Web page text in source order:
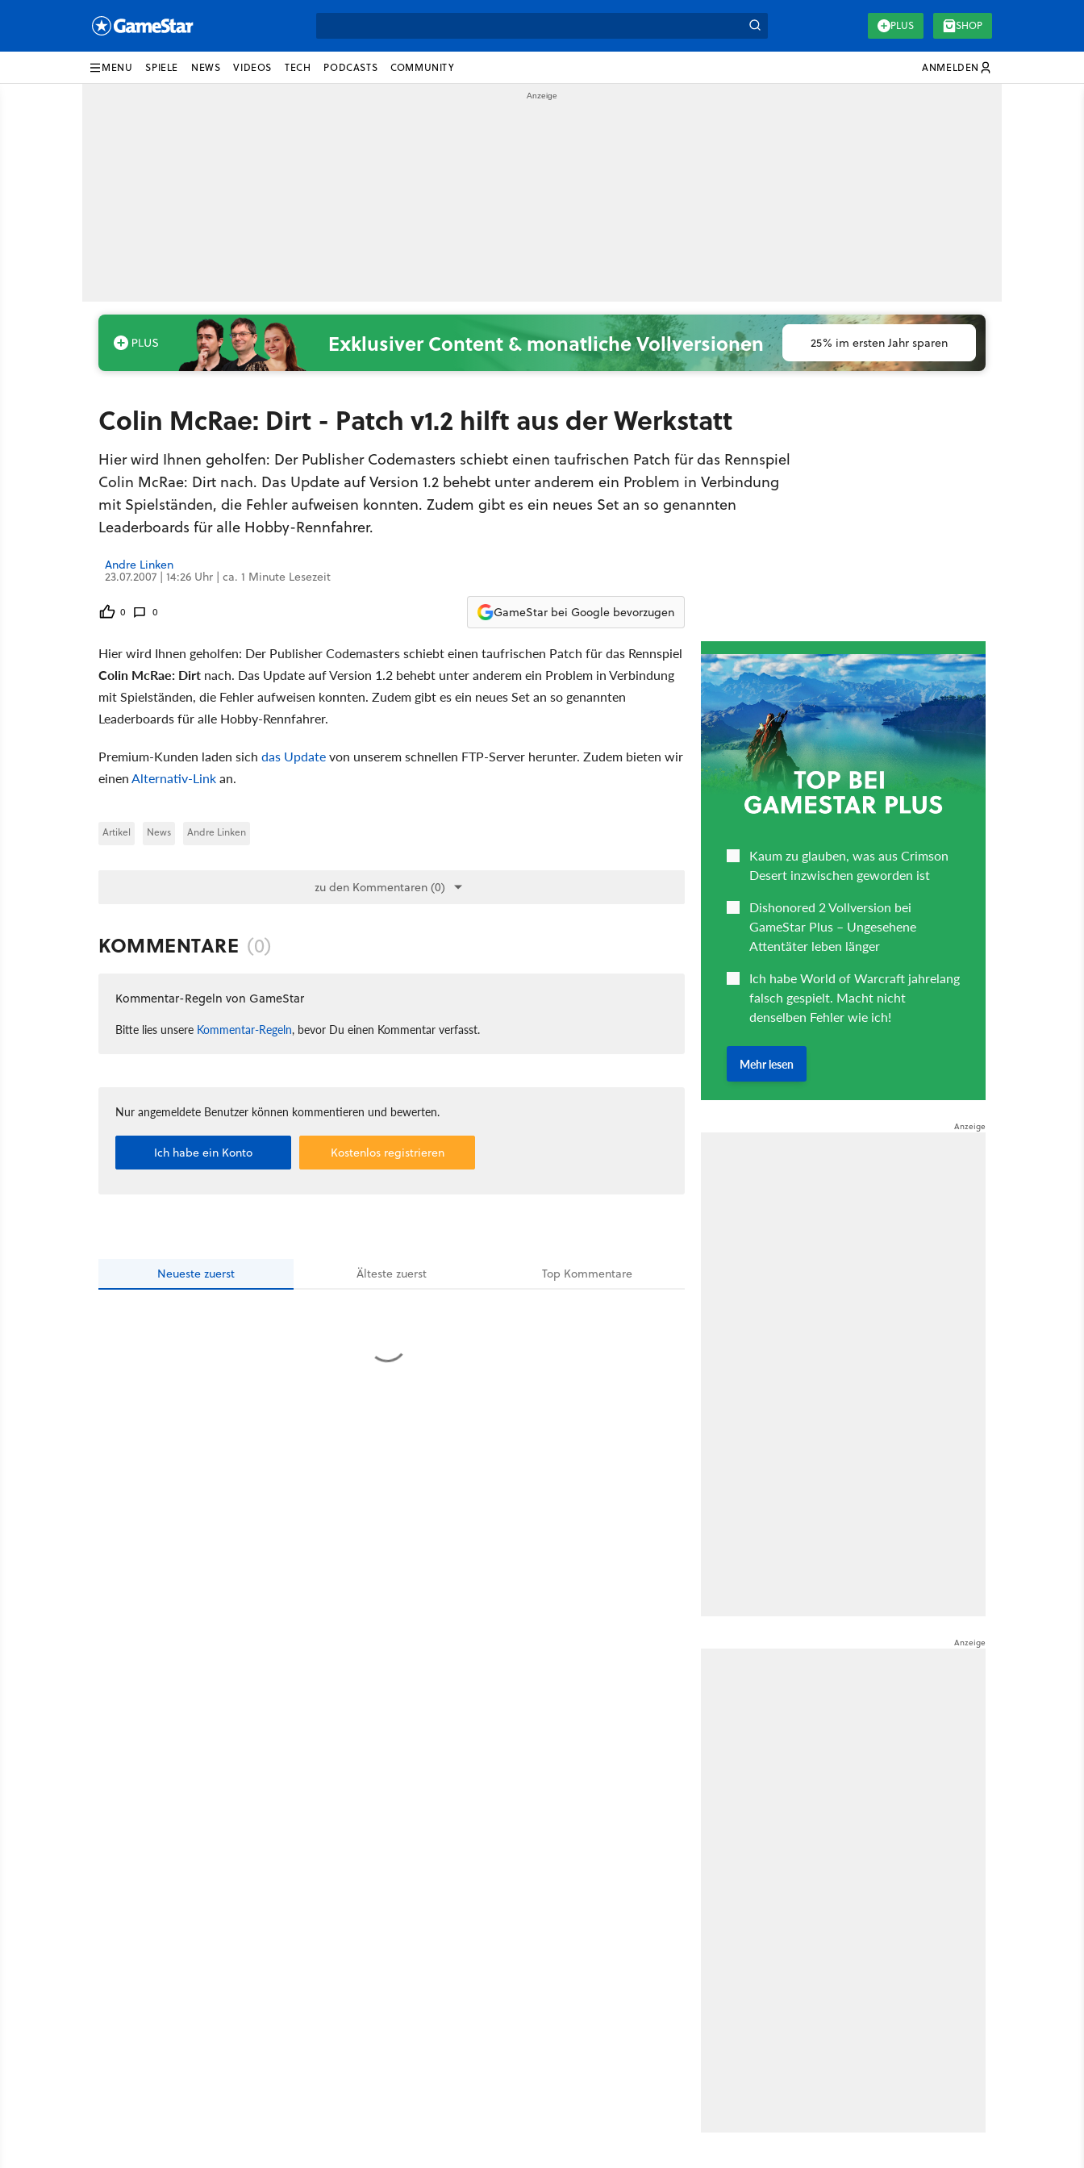
PLUS SHOP
MENU SPIELE NEWS VIDEOS TECH PODCASTS COMMUNITY ANMELDEN
Exklusiver Content & monatliche Vollversionen 25% im ersten Jahr sparen
Colin McRae: Dirt - Patch v1.2 hilft aus der Werkstatt
Hier wird Ihnen geholfen: Der Publisher Codemasters schiebt einen taufrischen Patch für das Rennspiel
Colin McRae: Dirt nach. Das Update auf Version 1.2 behebt unter anderem ein Problem in Verbindung
mit Spielständen, die Fehler aufweisen konnten. Zudem gibt es ein neues Set an so genannten
Leaderboards für alle Hobby-Rennfahrer.
Andre Linken
23.07.2007 | 14:26 Uhr | ca. 1 Minute Lesezeit
0 0 GameStar bei Google bevorzugen
Hier wird Ihnen geholfen: Der Publisher Codemasters schiebt einen taufrischen Patch für das Rennspiel
Colin McRae: Dirt nach. Das Update auf Version 1.2 behebt unter anderem ein Problem in Verbindung
mit Spielständen, die Fehler aufweisen konnten. Zudem gibt es ein neues Set an so genannten
Leaderboards für alle Hobby-Rennfahrer.
Premium-Kunden laden sich das Updatevon unserem schnellen FTP-Server herunter. Zudem bieten wir
einenAlternativ-Linkan.
Artikel News Andre Linken
zu den Kommentaren (0)
KOMMENTARE (0)
Kommentar-Regeln von GameStar
Bitte lies unsere Kommentar-Regeln, bevor Du einen Kommentar verfasst.
Nur angemeldete Benutzer können kommentieren und bewerten.
Ich habe ein Konto Kostenlos registrieren
Neueste zuerst Ältestezuerst Top Kommentare